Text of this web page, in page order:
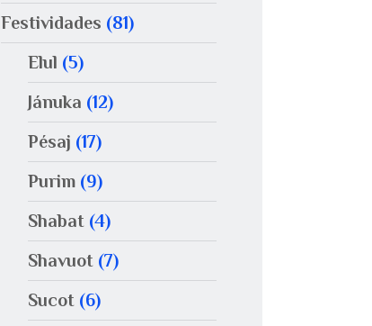
Festividades (81)
Elul (5)
Jánuka (12)
Pésaj (17)
Purim (9)
Shabat (4)
Shavuot (7)
Sucot (6)